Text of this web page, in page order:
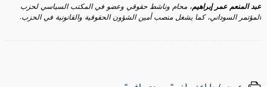
عبد المنعم عمر إبراهيم، محام وناشط حقوقي وعضو في المكتب السياسي لحزب
المؤتمر السوداني، كما يشغل منصب أمين الشؤون الحقوقية والقانونية في الحزب.